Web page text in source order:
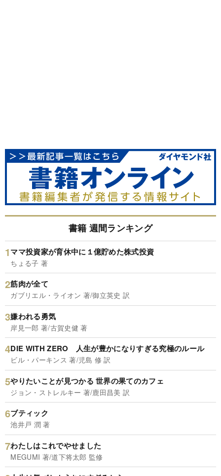
書籍 週間ランキング
ママ投資家が育休中に１億貯めた株式投資
ちょる子 著
筋肉が全て
ガブリエル・ライオン 著/御立英史 訳
嫌われる勇気
岸見一郎 著/古賀史健 著
DIE WITH ZERO 人生が豊かになりすぎる究極のルール
ビル・パーキンス 著/児島 修 訳
やりたいことが見つかる 世界の果てのカフェ
ジョン・ストレルキー 著/鹿田昌美 訳
ブティック
池井戸 潤 著
わたしはこれでやせました
MEGUMI 著/道下将太郎 監修